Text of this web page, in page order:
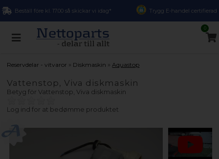
Beställ före kl. 17.00 så skickar vi idag* Trygg E-handel certifierad
0
Reservdelar - vitvaror » Diskmaskin » Aquastop
Vattenstop, Viva diskmaskin
Betyg förVattenstop, Viva diskmaskin
Log ind for at bedømme produktet